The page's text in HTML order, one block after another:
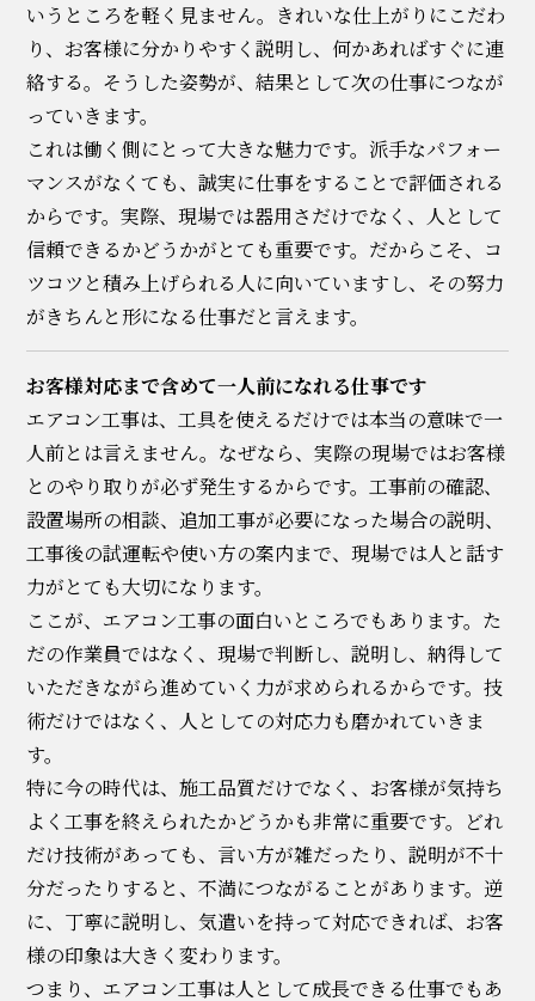
いうところを軽く見ません。きれいな仕上がりにこだわ
り、お客様に分かりやすく説明し、何かあればすぐに連
絡する。そうした姿勢が、結果として次の仕事につなが
っていきます。
これは働く側にとって大きな魅力です。派手なパフォー
マンスがなくても、誠実に仕事をすることで評価される
からです。実際、現場では器用さだけでなく、人として
信頼できるかどうかがとても重要です。だからこそ、コ
ツコツと積み上げられる人に向いていますし、その努力
がきちんと形になる仕事だと言えます。
お客様対応まで含めて一人前になれる仕事です
エアコン工事は、工具を使えるだけでは本当の意味で一
人前とは言えません。なぜなら、実際の現場ではお客様
とのやり取りが必ず発生するからです。工事前の確認、
設置場所の相談、追加工事が必要になった場合の説明、
工事後の試運転や使い方の案内まで、現場では人と話す
力がとても大切になります。
ここが、エアコン工事の面白いところでもあります。た
だの作業員ではなく、現場で判断し、説明し、納得して
いただきながら進めていく力が求められるからです。技
術だけではなく、人としての対応力も磨かれていきま
す。
特に今の時代は、施工品質だけでなく、お客様が気持ち
よく工事を終えられたかどうかも非常に重要です。どれ
だけ技術があっても、言い方が雑だったり、説明が不十
分だったりすると、不満につながることがあります。逆
に、丁寧に説明し、気遣いを持って対応できれば、お客
様の印象は大きく変わります。
つまり、エアコン工事は人として成長できる仕事でもあ